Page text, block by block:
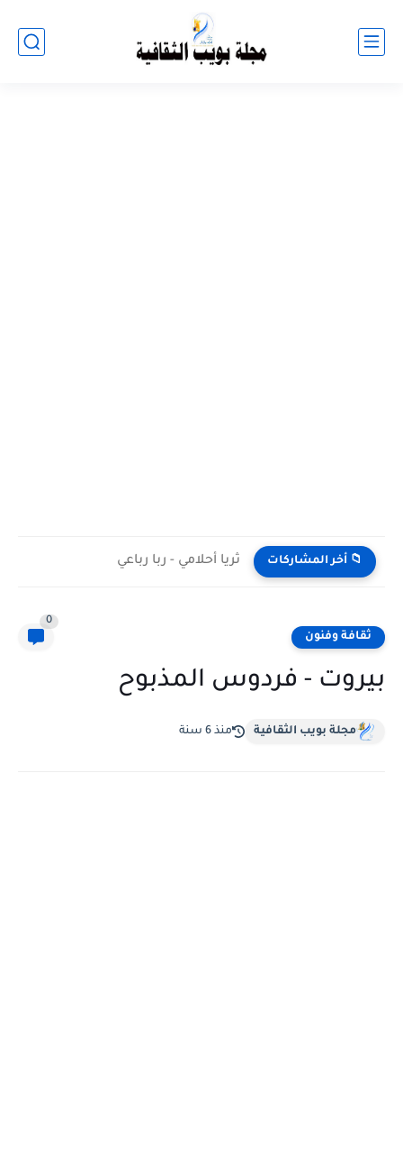
📁 أخر المشاركات ثريا أحلامي - ربا رباعي
ثقافة وفنون
0
بيروت - فردوس المذبوح
مجلة بويب الثقافية منذ 6 سنة